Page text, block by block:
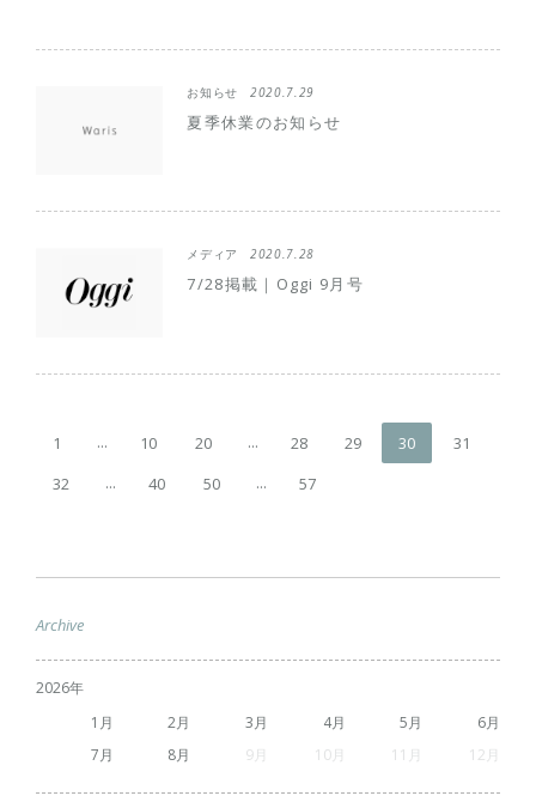
お知らせ 2020.7.29
夏季休業のお知らせ
メディア 2020.7.28
7/28掲載｜Oggi 9月号
1 ... 10 20 ... 28 29 30
31
32
... 40 50 ... 57
Archive
2026
1
2 3 4 5
6
7
8 9 10 11 12